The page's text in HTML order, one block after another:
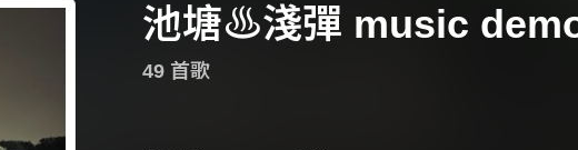
池塘♨︎淺彈 music
49 首歌